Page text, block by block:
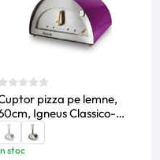
pizza pe lemne,
Igneus Classico-
stoc